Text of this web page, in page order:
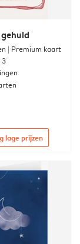
| Premium kaart
3
lage prijzen